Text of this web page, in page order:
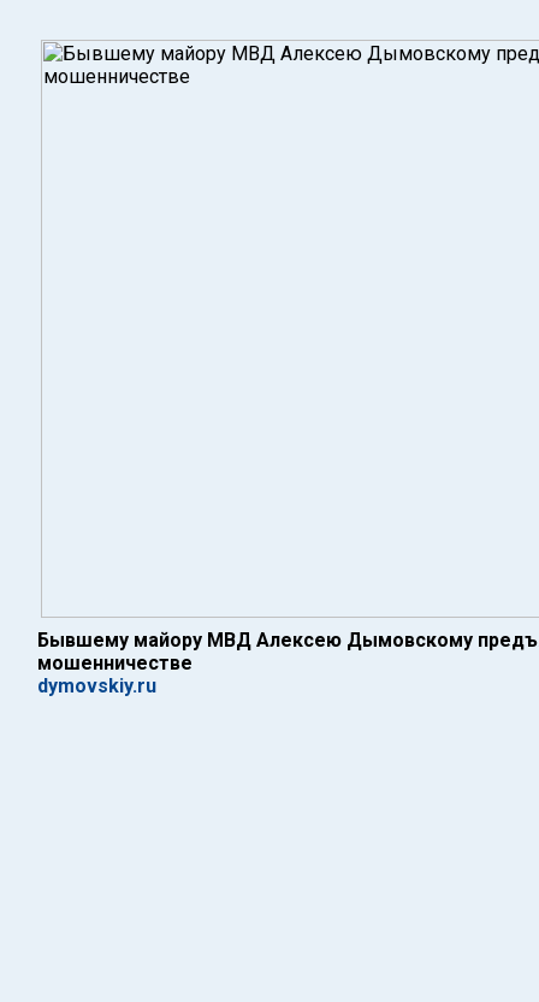
Бывшему майору МВД Алексею Дымовскому
мошенничестве
dymovskiy.ru